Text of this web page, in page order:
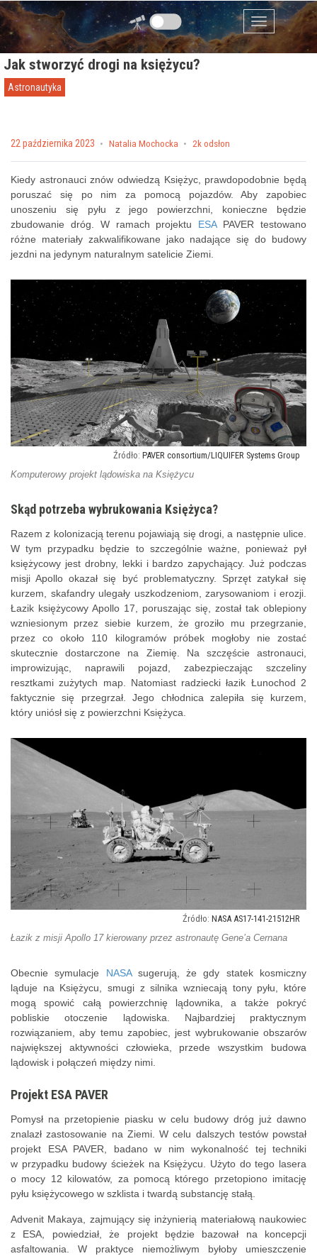
Przejdź do zawartości
Menu
Jak stworzyć drogi na księżycu?
Astronautyka
Posted on
22 października 2023 by Natalia Mochocka 2k odsłon
Kiedy astronauci znów odwiedzą Księżyc, prawdopodobnie będą
poruszać się po nim za pomocą pojazdów. Aby zapobiec
unoszeniu się pyłu z jego powierzchni, konieczne będzie
zbudowanie dróg. W ramach projektu ESAPAVER testowano
różne materiały zakwalifikowane jako nadające się do budowy
jezdni na jedynym naturalnym satelicie Ziemi.
PAVER consortium/LIQUIFER Systems Group
Komputerowy projekt lądowiska na Księżycu
Skąd potrzeba wybrukowania Księżyca?
Razem z kolonizacją terenu pojawiają się drogi, a następnie ulice.
W tym przypadku będzie to szczególnie ważne, ponieważ pył
księżycowy jest drobny, lekki i bardzo zapychający. Już podczas
misji Apollo okazał się być problematyczny. Sprzęt zatykał się
kurzem, skafandry ulegały uszkodzeniom, zarysowaniom i erozji.
Łazik księżycowy Apollo 17, poruszając się, został tak oblepiony
wzniesionym przez siebie kurzem, że groziło mu przegrzanie,
przez co około 110 kilogramów próbek mogłoby nie zostać
skutecznie dostarczone na Ziemię. Na szczęście astronauci,
improwizując, naprawili pojazd, zabezpieczając szczeliny
resztkami zużytych map. Natomiast radziecki łazik Łunochod 2
faktycznie się przegrzał. Jego chłodnica zalepiła się kurzem,
który uniósł się z powierzchni Księżyca.
NASA AS17-141-21512HR
Łazik z misji Apollo 17 kierowany przez astronautę Gene’a Cernana
Obecnie symulacje NASAsugerują, że gdy statek kosmiczny
ląduje na Księżycu, smugi z silnika wzniecają tony pyłu, które
mogą spowić całą powierzchnię lądownika, a także pokryć
pobliskie otoczenie lądowiska. Najbardziej praktycznym
rozwiązaniem, aby temu zapobiec, jest wybrukowanie obszarów
największej aktywności człowieka, przede wszystkim budowa
lądowisk i połączeń między nimi.
Projekt ESA PAVER
Pomysł na przetopienie piasku w celu budowy dróg już dawno
znalazł zastosowanie na Ziemi. W celu dalszych testów powstał
projekt ESA PAVER, badano w nim wykonalność tej techniki
w przypadku budowy ścieżek na Księżycu. Użyto do tego lasera
o mocy 12 kilowatów, za pomocą którego przetopiono imitację
pyłu księżycowego w szklista i twardą substancję stałą.
Advenit Makaya, zajmujący się inżynierią materiałową naukowiec
z ESA, powiedział, że projekt będzie bazował na koncepcji
asfaltowania. W praktyce niemożliwym byłoby umieszczenie